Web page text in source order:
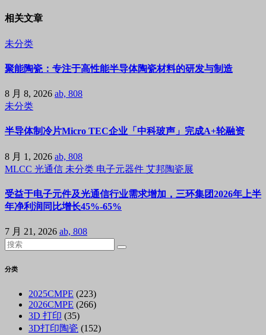
相关文章
未分类
聚能陶瓷：专注于高性能半导体陶瓷材料的研发与制造
8 月 8, 2026 ab, 808
未分类
半导体制冷片Micro TEC企业「中科玻声」完成A+轮融资
8 月 1, 2026 ab, 808
MLCC 光通信 未分类 电子元器件 艾邦陶瓷展
受益于电子元件及光通信行业需求增加，三环集团2026年上半
年净利润同比增长45%-65%
7 月 21, 2026 ab, 808
分类
2025CMPE (223)
2026CMPE (266)
3D 打印 (35)
3D打印陶瓷 (152)